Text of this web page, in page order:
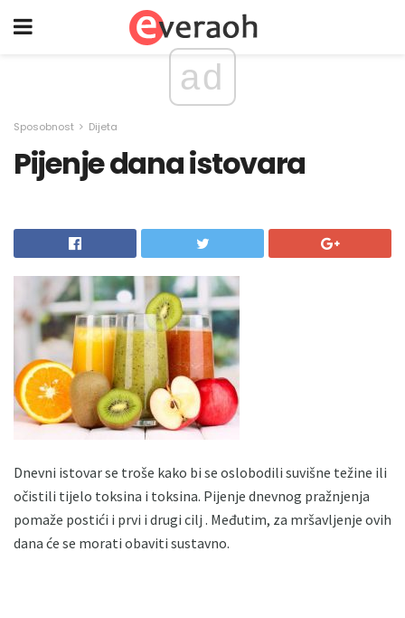
ad
Sposobnost Dijeta
Pijenje dana istovara
Dnevni istovar se troše kako bi se oslobodili suvišne težine ili
očistili tijelo toksina i toksina. Pijenje dnevnog pražnjenja
pomaže postići i prvi i drugi cilj . Međutim, za mršavljenje ovih
dana će se morati obaviti sustavno.